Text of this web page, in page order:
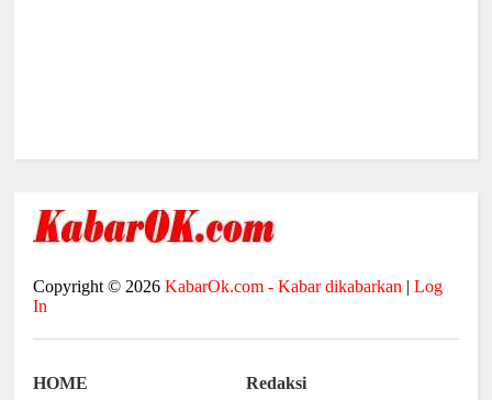
Copyright ©2026KabarOk.com - Kabar dikabarkan |Log
In
HOME Redaksi